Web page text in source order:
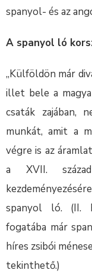
spanyol- és az
A spanyol ló
„Külföldön már
illet bele a
csaták zajában,
munkát, amit a
végre is az
a XVII.
spanyol ló. (II.
fogatába már
híres zsibói
tekinthető.)